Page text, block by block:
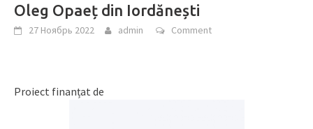
Oleg Opaeț din Iordănești
27 Ноябрь 2022 admin Comment
Proiect finanțat de